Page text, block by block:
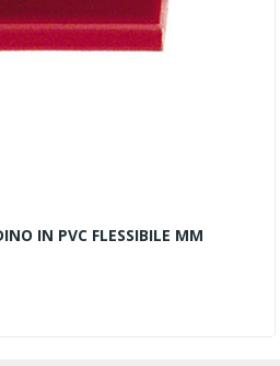
IN PVC FLESSIBILE MM